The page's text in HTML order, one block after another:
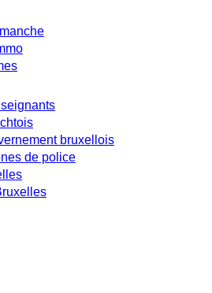
bruxellois
de police